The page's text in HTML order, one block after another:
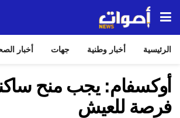
الرئيسية أخبار وطنية جهات أخبار
أوكسفام: يجب منح
فرصة للعيش